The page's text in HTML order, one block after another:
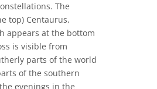
The
top) Centaurus,
appears at the bottom
is visible from
parts of the world
of the southern
evenings in the